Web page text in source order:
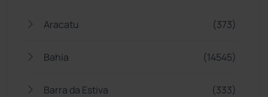
Aracatu (373)
Bahia (14545)
Barra da Estiva (333)